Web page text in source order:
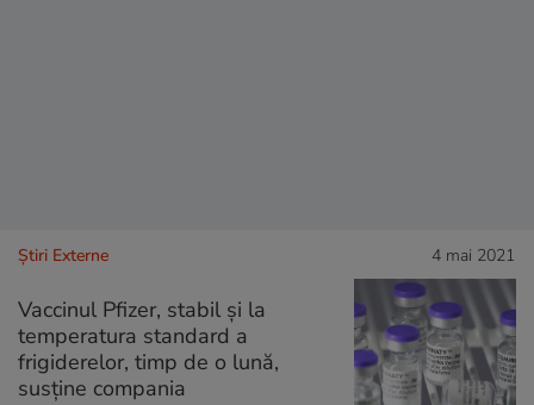
Știri Externe 4 mai 2021
Vaccinul Pfizer, stabil și la
temperatura standard a
frigiderelor, timp de o lună,
susține compania